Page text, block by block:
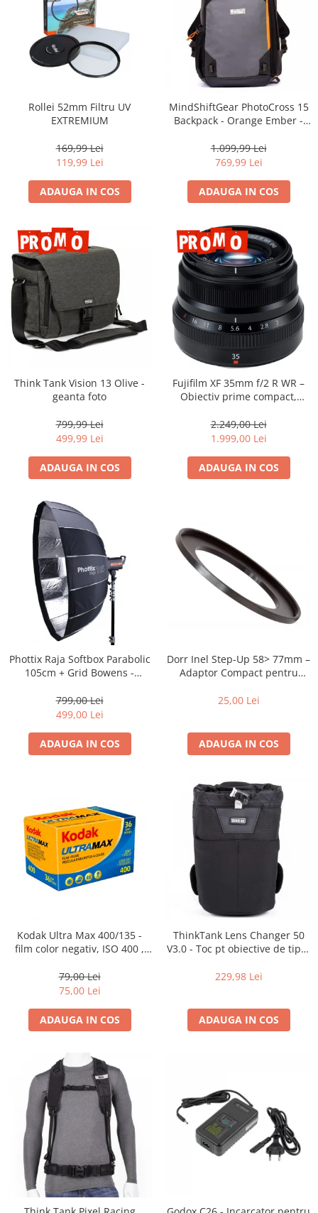
Rollei 52mm Filtru UV
EXTREMIUM
169,99 Lei
119,99 Lei
ADAUGA IN COS
MindShiftGear PhotoCross 15
Backpack - Orange Ember -
1.099,99 Lei
769,99 Lei
ADAUGA IN COS
Think Tank Vision 13 Olive -
geanta foto
799,99 Lei
499,99 Lei
ADAUGA IN COS
Fujifilm XF 35mm f/2 R WR –
Obiectiv prime compact,
intemperii pentru fotografie
de zi cu zi
2.249,00 Lei
1.999,00 Lei
ADAUGA IN COS
Phottix Raja Softbox Parabolic
105cm + Grid Bowens -
799,00 Lei
499,00 Lei
ADAUGA IN COS
Dorr Inel Step-Up 58> 77mm –
Adaptor Compact pentru
25,00 Lei
ADAUGA IN COS
Kodak Ultra Max 400/135 -
film color negativ, ISO 400 ,
79,00 Lei
75,00 Lei
ADAUGA IN COS
ThinkTank Lens Changer 50
V3.0 - Toc pt obiective de tipul
229,98 Lei
ADAUGA IN COS